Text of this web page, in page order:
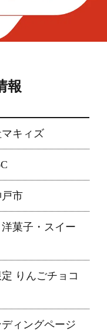
報
キィズ
市
菓子・スイー
りんごチョコ
ィングページ